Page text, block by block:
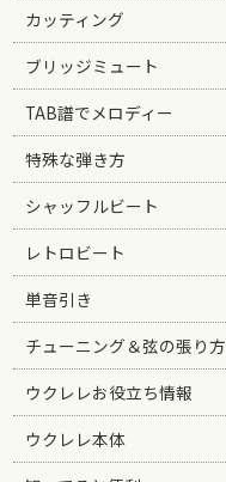
カッティング
ブリッジミュート
TAB譜でメロディー
特殊な弾き方
シャッフルビート
レトロビート
単音引き
チューニング＆弦の張り方
ウクレレお役立ち情報
ウクレレ本体